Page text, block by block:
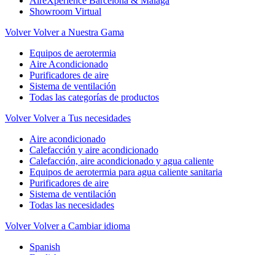
Showroom Virtual
Volver Volver a Nuestra Gama
Equipos de aerotermia
Aire Acondicionado
Purificadores de aire
Sistema de ventilación
Todas las categorías de productos
Volver Volver a Tus necesidades
Aire acondicionado
Calefacción y aire acondicionado
Calefacción, aire acondicionado y agua caliente
Equipos de aerotermia para agua caliente sanitaria
Purificadores de aire
Sistema de ventilación
Todas las necesidades
Volver Volver a Cambiar idioma
Spanish